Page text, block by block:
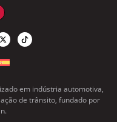
em indústria automotiva,
de trânsito, fundado por